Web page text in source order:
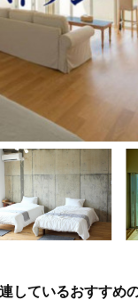
しているおすすめ